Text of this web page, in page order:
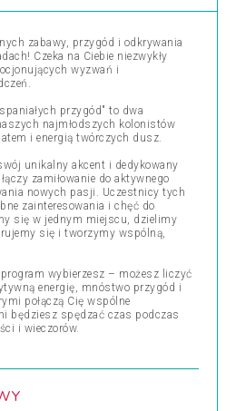
zabawy, przygód i odkrywania
Czeka na Ciebie niezwykły
wyzwań i
przygód" to dwa
najmłodszych kolonistów
i energią twórczych dusz.
unikalny akcent i dedykowany
zamiłowanie do aktywnego
nowych pasji. Uczestnicy tych
zainteresowania i chęć do
się w jednym miejscu, dzielimy
się i tworzymy wspólną,
wybierzesz – możesz liczyć
energię, mnóstwo przygód i
połączą Cię wspólne
będziesz spędzać czas podczas
i wieczorów.